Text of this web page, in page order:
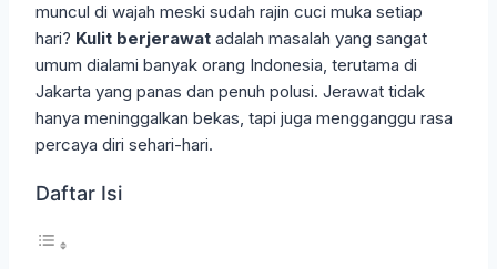
muncul di wajah meski sudah rajin cuci muka setiap
hari? Kulit berjerawat adalah masalah yang sangat
umum dialami banyak orang Indonesia, terutama di
Jakarta yang panas dan penuh polusi. Jerawat tidak
hanya meninggalkan bekas, tapi juga mengganggu rasa
percaya diri sehari-hari.
Daftar Isi